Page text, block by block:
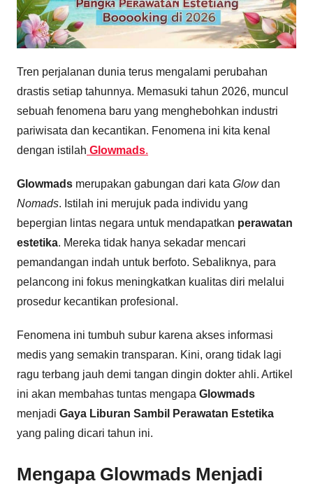
Tren perjalanan dunia terus mengalami perubahan
drastis setiap tahunnya. Memasuki tahun 2026, muncul
sebuah fenomena baru yang menghebohkan industri
pariwisata dan kecantikan. Fenomena ini kita kenal
dengan istilah Glowmads.
Glowmads merupakan gabungan dari kata Glowdan
Nomads. Istilah ini merujuk pada individu yang
bepergian lintas negara untuk mendapatkan perawatan
estetika. Mereka tidak hanya sekadar mencari
pemandangan indah untuk berfoto. Sebaliknya, para
pelancong ini fokus meningkatkan kualitas diri melalui
prosedur kecantikan profesional.
Fenomena ini tumbuh subur karena akses informasi
medis yang semakin transparan. Kini, orang tidak lagi
ragu terbang jauh demi tangan dingin dokter ahli. Artikel
ini akan membahas tuntas mengapa Glowmads
menjadi Gaya Liburan Sambil Perawatan Estetika
yang paling dicari tahun ini.
Mengapa Glowmads Menjadi